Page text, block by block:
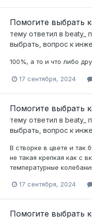
Помогите выбрать
тему ответил в beaty_
выбрать, вопрос к
100%, а то и что либо
17 сентября, 2024
Помогите выбрать
тему ответил в beaty_
выбрать, вопрос к
В створке в цвете и так
не такая крепкая как с
температурные
17 сентября, 2024
Помогите выбрать